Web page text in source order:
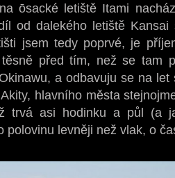
ōsacké letiště Itami
od dalekého letiště
jsem tedy poprvé, je
před tím, než se tam
a odbavuju se na let
hlavního města
trvá asi hodinku a půl (a
polovinu levněji než vlak, o